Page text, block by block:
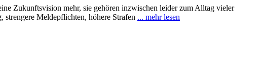
Zukunftsvision mehr, sie gehören inzwischen leider zum Alltag vieler
Meldepflichten, höhere Strafen ... mehr lesen